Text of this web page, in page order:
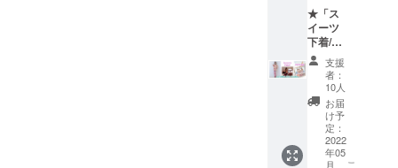
チョコ
レート
チャー
ム1対
（左右
各1点）
・チョ
コレー
トハッ
ト １点
・ニー
リー
セット
（ヘッ
ドドレ
ス・
チョー
カー・
カフ
ス・
シュー
ズク
★「ス
イーツ
下着/
チョコ
レート
ケー
キ」コ
ンプ
リート
プラン
★ ス
支援
者：
10人
お届
け予
定：
2022
年05
月